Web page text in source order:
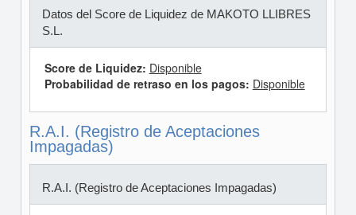
Datos del Score de Liquidez de MAKOTO LLIBRES
S.L.
Score de Liquidez: Disponible
Probabilidad de retraso en los pagos: Disponible
R.A.I. (Registro de Aceptaciones
Impagadas)
R.A.I. (Registro de Aceptaciones Impagadas)